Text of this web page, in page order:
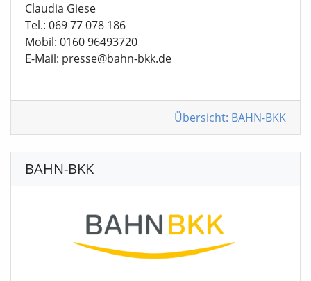
Claudia Giese
Tel.: 069 77 078 186
Mobil: 0160 96493720
E-Mail: presse@bahn-bkk.de
Übersicht: BAHN-BKK
BAHN-BKK